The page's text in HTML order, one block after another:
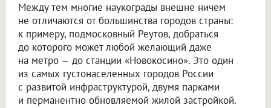
Между тем многие наукограды внешне ничем
не отличаются от большинства городов страны:
к примеру, подмосковный Реутов, добраться
до которого может любой желающий даже
на метро — до станции «Новокосино». Это один
из самых густонаселенных городов России
с развитой инфраструктурой, двумя парками
и перманентно обновляемой жилой застройкой.